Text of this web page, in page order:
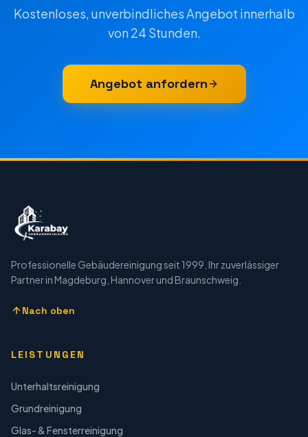
Kostenloses, unverbindliches Angebot innerhalb
von 24 Stunden.
Angebot anfordern
Professionelle Gebäudereinigung seit 1999. Ihr zuverlässiger
Partner in Magdeburg, Hannover und Braunschweig.
Nach oben
LEISTUNGEN
Unterhaltsreinigung
Grundreinigung
Glas- & Fensterreinigung